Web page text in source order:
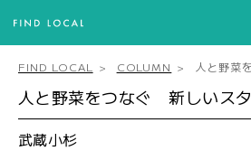
FIND LOCAL COLUMN 人と野菜
人と野菜をつなぐ 新しいス
武蔵小杉